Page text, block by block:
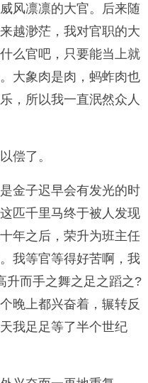
风凛凛的大官。后来随
越渺茫，我对官职的大
么官吧，只要能当上就
大象肉是肉，蚂蚱肉也
，所以我一直泯然众人
偿了。
金子迟早会有发光的时
匹千里马终于被人发现
年之后，荣升为班主任
我等官等得好苦啊，我
升而手之舞之足之蹈之?
晚上都兴奋着，辗转反
我足足等了半个世纪